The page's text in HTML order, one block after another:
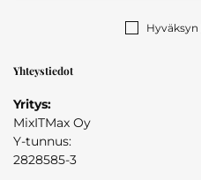
Hyväksyn
Yhteystiedot
Yritys:
MixITMax Oy
Y-tunnus:
2828585-3